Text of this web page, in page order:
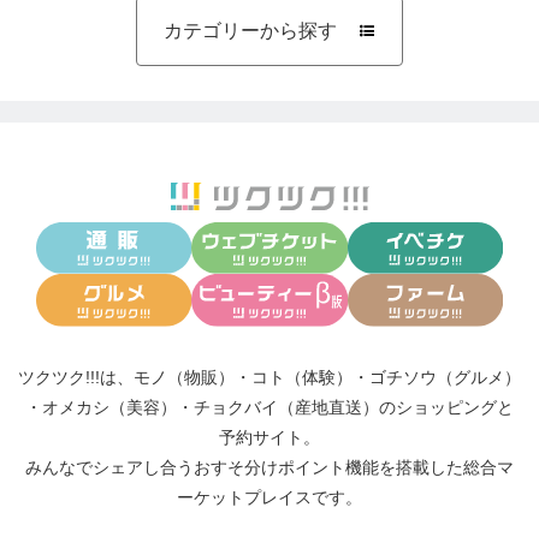
カテゴリーから探す 
ツクツク!!!は、 モノ（物販） ・ コト（体験） ・ ゴチソウ（グルメ）
・ オメカシ（美容） ・ チョクバイ（産地直送） のショッピングと
予約サイト。
みんなでシェアし合う おすそ分けポイント機能を搭載した総合マ
ーケットプレイスです。